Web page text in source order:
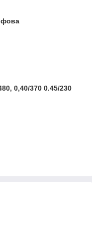
0,40/370 0.45/230